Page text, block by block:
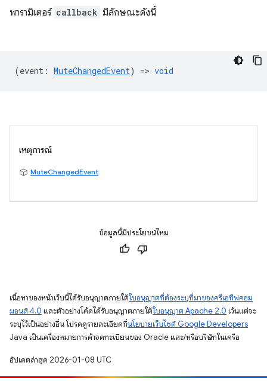
พารามิเตอร์ callback มีลักษณะดังนี้
(event : MuteChangedEvent) => void
เหตุการณ์
MuteChangedEvent
ข้อมูลนี้มีประโยชน์ไหม
เนื้อหาของหน้าเว็บนี้ได้รับอนุญาตภายใต้ใบอนุญาตที่ต้องระบุที่มาของครีเอทีฟคอม
มอนส์ 4.0 และตัวอย่างโค้ดได้รับอนุญาตภายใต้ใบอนุญาต Apache 2.0 เว้นแต่จะ
ระบุไว้เป็นอย่างอื่น โปรดดูรายละเอียดที่นโยบายเว็บไซต์ Google Developers
Java เป็นเครื่องหมายการค้าจดทะเบียนของ Oracle และ/หรือบริษัทในเครือ
อัปเดตล่าสุด 2026-01-08 UTC